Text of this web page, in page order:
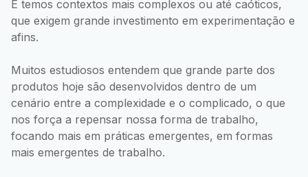
E temos contextos mais complexos ou até caóticos,
que exigem grande investimento em experimentação e
afins.
Muitos estudiosos entendem que grande parte dos
produtos hoje são desenvolvidos dentro de um
cenário entre a complexidade e o complicado, o que
nos força a repensar nossa forma de trabalho,
focando mais em práticas emergentes, em formas
mais emergentes de trabalho.